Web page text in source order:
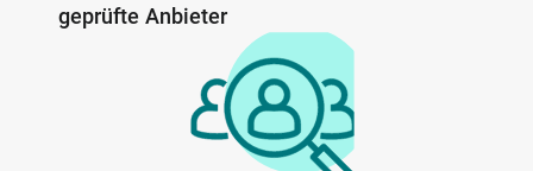
geprüfte Anbieter